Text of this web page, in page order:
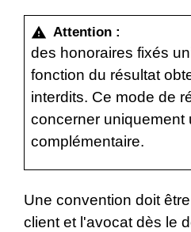
warning Attention :
des honoraires fixés
fonction du résultat
interdits. Ce mode de
concerner uniquement
complémentaire.
Une convention doit
client et l'avocat dès le